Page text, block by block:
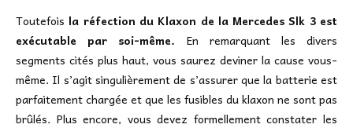
Toutefois la réfection du Klaxon de la Mercedes Slk 3 est
exécutable par soi-même. En remarquant les divers
segments cités plus haut, vous saurez deviner la cause vous-
même. Il s’agit singulièrement de s’assurer que la batterie est
parfaitement chargée et que les fusibles du klaxon ne sont pas
brûlés. Plus encore, vous devez formellement constater les